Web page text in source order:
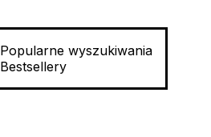
Popularne wyszukiwania
Bestsellery